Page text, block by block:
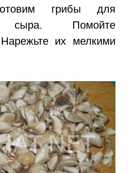
грибы для
сыра. Помойте
их мелкими